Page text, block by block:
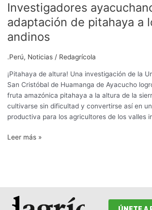
Investigadores
adaptación de pitahaya a
andinos
.Perú, Noticias / Redagrícola
¡Pitahaya de altura! Una investigación de la
San Cristóbal de Huamanga de Ayacucho
fruta amazónica pitahaya a la altura de la
cultivarse sin dificultad y convertirse así en
productiva para los agricultores de los valles
Investigadores
ayacuchanos
logran
la
de
pitahaya
a
los
valles
andinos
Leer más »